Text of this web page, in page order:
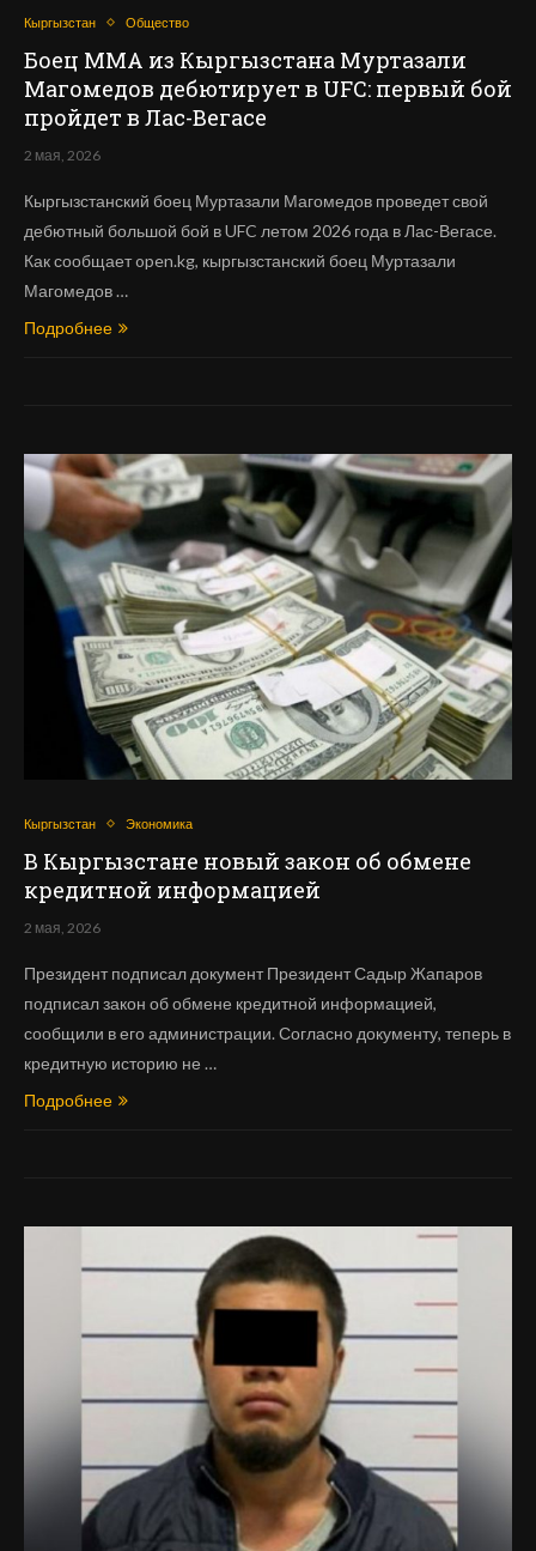
Кыргызстан Общество
Боец ММА из Кыргызстана Муртазали
Магомедов дебютирует в UFC: первый бой
пройдет в Лас-Вегасе
2 мая, 2026
Кыргызстанский боец Муртазали Магомедов проведет свой
дебютный большой бой в UFC летом 2026 года в Лас-Вегасе.
Как сообщает open.kg, кыргызстанский боец Муртазали
Магомедов …
Подробнее
Кыргызстан Экономика
В Кыргызстане новый закон об обмене
кредитной информацией
2 мая, 2026
Президент подписал документ Президент Садыр Жапаров
подписал закон об обмене кредитной информацией,
сообщили в его администрации. Согласно документу, теперь в
кредитную историю не …
Подробнее